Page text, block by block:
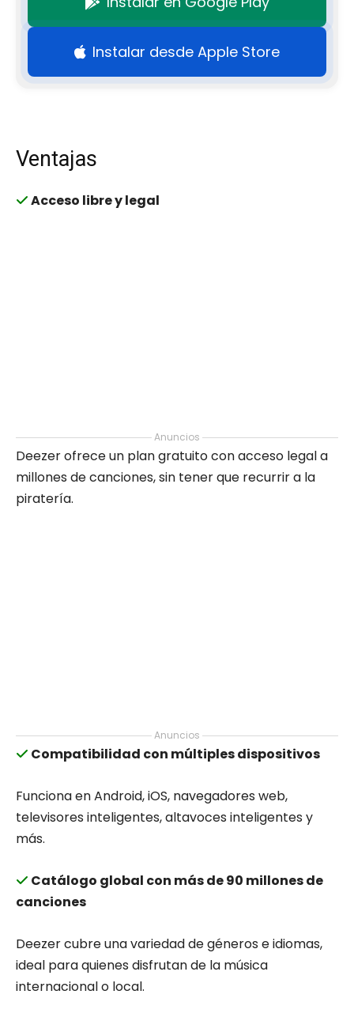
Instalar desde Apple Store
Ventajas
Acceso libre y legal
Anuncios
Deezer ofrece un plan gratuito con acceso legal a
millones de canciones, sin tener que recurrir a la
piratería.
Anuncios
Compatibilidad con múltiples dispositivos
Funciona en Android, iOS, navegadores web,
televisores inteligentes, altavoces inteligentes y
más.
Catálogo global con más de 90 millones de
canciones
Deezer cubre una variedad de géneros e idiomas,
ideal para quienes disfrutan de la música
internacional o local.